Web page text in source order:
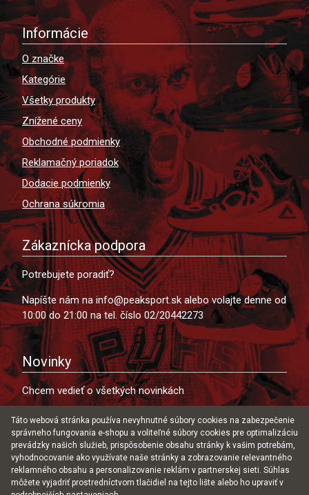
Informácie
O značke
Kategórie
Všetky produkty
Znížené ceny
Obchodné podmienky
Reklamačný poriadok
Dodacie podmienky
Ochrana súkromia
Zákaznícka podpora
Potrebujete poradiť?
Napíšte nám na info@peaksport.sk alebo volajte denne od
10:00 do 21:00 na tel. číslo 02/20442273
Novinky
Chcem vedieť o všetkých novinkách
Súhlasím s uložením môjho emailu do databázy za
účelom zasielania ponúk našich produktov a služieb.
Táto webová stránka používa nevyhnutné súbory cookies na zabezpečenie
správneho fungovania e-shopu a voliteľné súbory cookies pre optimalizáciu
prevádzky našich služieb, prispôsobenie obsahu stránky k vašim potrebám,
vyhodnocovanie ako využívate naše stránky a zobrazovanie relevantného
reklamného obsahu a personalizovanie reklám v partnerskej sieti. Súhlas
môžete vyjadriť prostredníctvom tlačidiel na tejto lište alebo ho upraviť v